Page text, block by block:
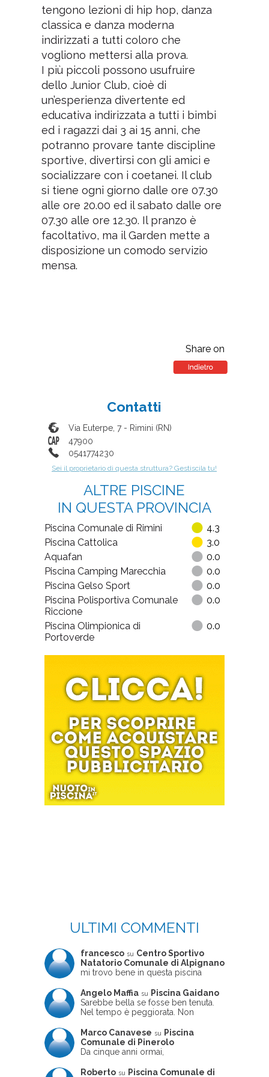
tengono lezioni di hip hop, danza
classica e danza moderna
indirizzati a tutti coloro che
vogliono mettersi alla prova.
I più piccoli possono usufruire
dello Junior Club, cioè di
un’esperienza divertente ed
educativa indirizzata a tutti i bimbi
ed i ragazzi dai 3 ai 15 anni, che
potranno provare tante discipline
sportive, divertirsi con gli amici e
socializzare con i coetanei. Il club
si tiene ogni giorno dalle ore 07.30
alle ore 20.00 ed il sabato dalle ore
07.30 alle ore 12.30. Il pranzo è
facoltativo, ma il Garden mette a
disposizione un comodo servizio
mensa.
Share on
Contatti
Via Euterpe, 7- Rimini (RN)
47900
0541774230
Sei il proprietario di questa struttura? Gestiscila tu!
ALTRE PISCINE
IN QUESTA PROVINCIA
Piscina Comunale di Rimini
4.3
Piscina Cattolica
3.0
Aquafan
0.0
Piscina Camping Marecchia
0.0
Piscina Gelso Sport
0.0
Piscina Polisportiva Comunale
Riccione
0.0
Piscina Olimpionica di
Portoverde
0.0
ULTIMI COMMENTI
francesco su Centro Sportivo
Natatorio Comunale di Alpignano
mi trovo bene in questa piscina
Angelo Maffia su
Piscina Gaidano
Sarebbe bella se fosse ben tenuta.
Nel tempo è peggiorata. Non
ne usciva insieme a me non ha
ritrovato le sue scarpe! Peccato
perché potrebbe essere un'ottima
frequentata non magnificamente
Marco Canavese su
Piscina
Comunale di Pinerolo
Da cinque anni ormai,
pomeriggio trascorro cinque-sei ore
Roberto su
Piscina Comunale di